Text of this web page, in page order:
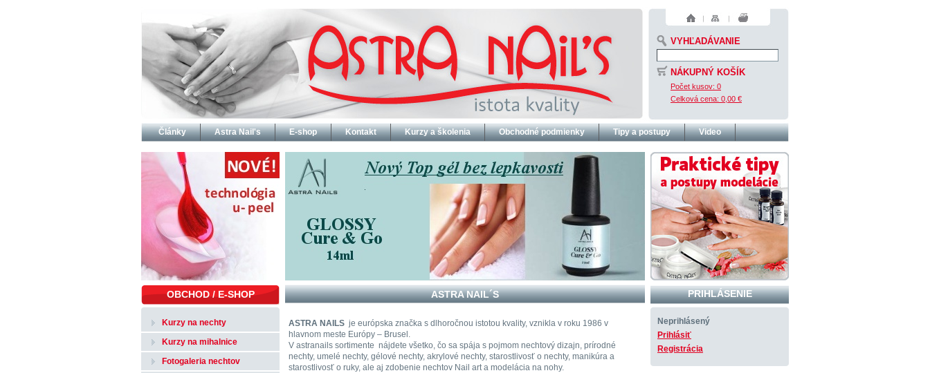
NÁKUPNÝ KOŠÍK
Počet kusov: 0
Celková cena: 0,00 €
VYHĽADÁVANIE
ASTRA NAIL´S
ASTRA NAILS je európska značka s dlhoročnou istotou kvality, vznikla v roku 1986 v
hlavnom meste Európy – Brusel.
V astranails sortimente nájdete všetko, čo sa spája s pojmom nechtový dizajn, prírodné
nechty, umelé nechty, gélové nechty, akrylové nechty, starostlivosť o nechty, manikúra a
starostlivosť o ruky, ale aj zdobenie nechtov Nail art a modelácia na nohy.
OBCHOD / E-SHOP
Kurzy na nechty
Kurzy na mihalnice
Fotogaleria nechtov
PRIHLÁSENIE
Neprihlásený
Prihlásiť
Registrácia
Články Astra Nail's E-shop Kontakt Kurzy a školenia Obchodné podmienky Tipy a postupy Video